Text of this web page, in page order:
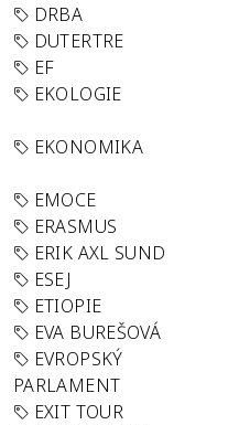
DRBA
DUTERTRE
EF
EKOLOGIE
EKONOMIKA
EMOCE
ERASMUS
ERIK AXL SUND
ESEJ
ETIOPIE
EVA BUREŠOVÁ
EVROPSKÝ
PARLAMENT
EXIT TOUR